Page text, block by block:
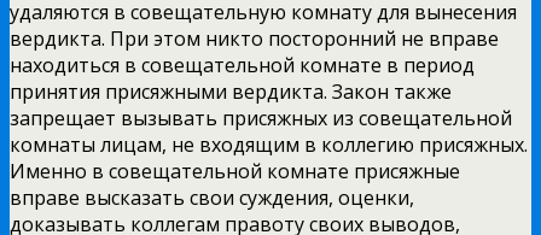
удаляются в совещательную комнату для вынесения
вердикта. При этом никто посторонний не вправе
находиться в совещательной комнате в период
принятия присяжными вердикта. Закон также
запрещает вызывать присяжных из совещательной
комнаты лицам, не входящим в коллегию присяжных.
Именно в совещательной комнате присяжные
вправе высказать свои суждения, оценки,
доказывать коллегам правоту своих выводов,